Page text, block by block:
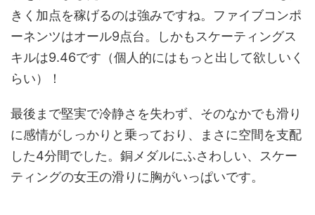
きく加点を稼げるのは強みですね。ファイブコンポ
ーネンツはオール9点台。しかもスケーティングス
キルは9.46です（個人的にはもっと出して欲しいく
らい）！
最後まで堅実で冷静さを失わず、そのなかでも滑り
に感情がしっかりと乗っており、まさに空間を支配
した4分間でした。銅メダルにふさわしい、スケー
ティングの女王の滑りに胸がいっぱいです。